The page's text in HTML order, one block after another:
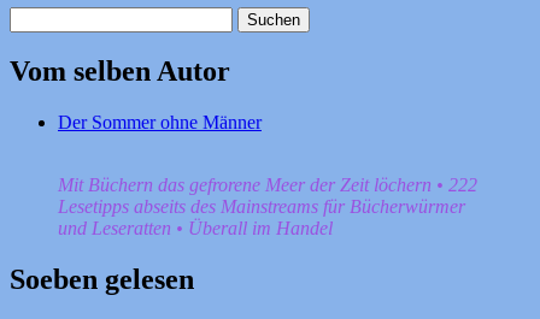
nach:
Vom selben Autor
Der Sommer ohne Männer
Mit Büchern das gefrorene Meer der Zeit löchern • 222
Lesetipps abseits des Mainstreams für Bücherwürmer
und Leseratten • Überall im Handel
Soeben gelesen